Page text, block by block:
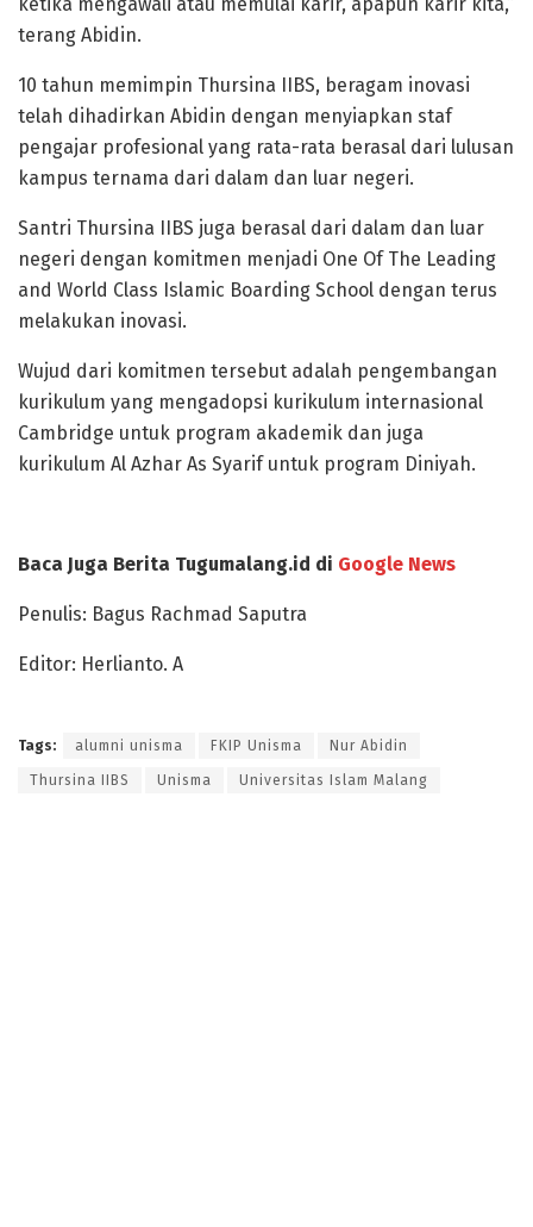
terang Abidin.
10 tahun memimpin Thursina IIBS, beragam inovasi
telah dihadirkan Abidin dengan menyiapkan staf
pengajar profesional yang rata-rata berasal dari lulusan
kampus ternama dari dalam dan luar negeri.
Santri Thursina IIBS juga berasal dari dalam dan luar
negeri dengan komitmen menjadi One Of The Leading
and World Class Islamic Boarding School dengan terus
melakukan inovasi.
Wujud dari komitmen tersebut adalah pengembangan
kurikulum yang mengadopsi kurikulum internasional
Cambridge untuk program akademik dan juga
kurikulum Al Azhar As Syarif untuk program Diniyah.
Baca Juga Berita Tugumalang.id di Google News
Penulis: Bagus Rachmad Saputra
Editor: Herlianto. A
Tags: alumni unisma FKIP Unisma Nur Abidin
Thursina IIBS Unisma Universitas Islam Malang